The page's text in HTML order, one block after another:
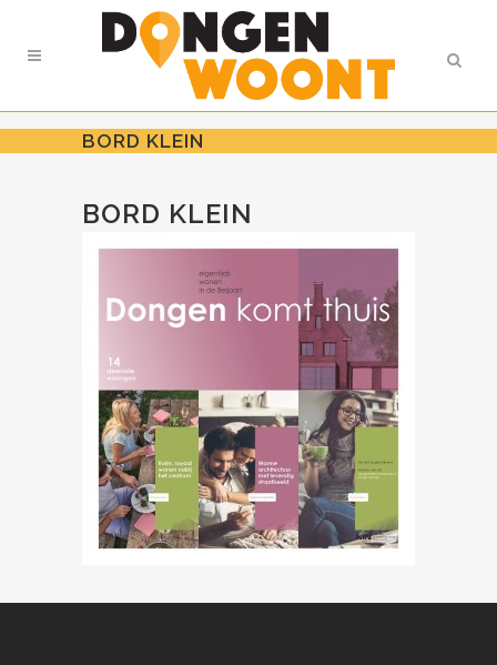
BORD KLEIN
BORD KLEIN